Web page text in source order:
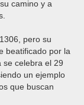
camino y a
pero su
beatificado por la
se celebra el 29
un ejemplo
que buscan